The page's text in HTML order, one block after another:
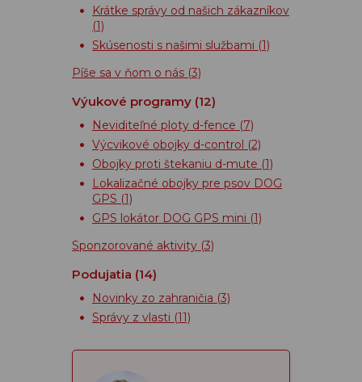
Krátke správy od našich zákazníkov
(1)
Skúsenosti s našimi službami (1)
Píše sa v ňom o nás (3)
Výukové programy (12)
Neviditeľné ploty d-fence (7)
Výcvikové obojky d-control (2)
Obojky proti štekaniu d-mute (1)
Lokalizačné obojky pre psov DOG
GPS (1)
GPS lokátor DOG GPS mini (1)
Sponzorované aktivity (3)
Podujatia (14)
Novinky zo zahraničia (3)
Správy z vlasti (11)